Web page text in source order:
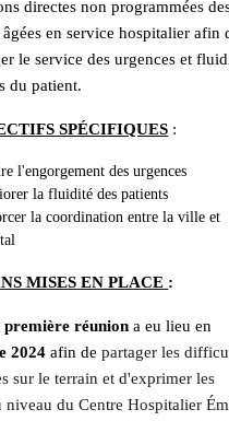
directes non programmées
âgées en service hospitalier afin
le service des urgences et
du patient.
SPÉCIFIQUES :
l'engorgement des urgences
la fluidité des patients
la coordination entre la ville et
MISES EN PLACE :
première réunion a eu lieu en
2024 afin departager les
sur le terrain et d'exprimer les
niveau du Centre Hospitalier